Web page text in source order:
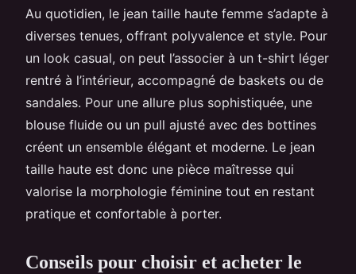
Au quotidien, le jean taille haute femme s’adapte à
diverses tenues, offrant polyvalence et style. Pour
un look casual, on peut l’associer à un t-shirt léger
rentré à l’intérieur, accompagné de baskets ou de
sandales. Pour une allure plus sophistiquée, une
blouse fluide ou un pull ajusté avec des bottines
créent un ensemble élégant et moderne. Le jean
taille haute est donc une pièce maîtresse qui
valorise la morphologie féminine tout en restant
pratique et confortable à porter.
Conseils pour choisir et acheter le